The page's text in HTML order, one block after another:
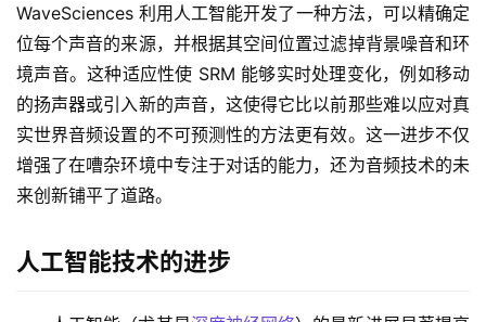
WaveSciences 利用人工智能开发了一种方法，可以精确定
位每个声音的来源，并根据其空间位置过滤掉背景噪音和环
境声音。这种适应性使 SRM 能够实时处理变化，例如移动
的扬声器或引入新的声音，这使得它比以前那些难以应对真
实世界音频设置的不可预测性的方法更有效。这一进步不仅
增强了在嘈杂环境中专注于对话的能力，还为音频技术的未
来创新铺平了道路。
人工智能技术的进步